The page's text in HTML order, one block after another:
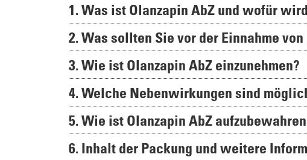
1. Was ist Olanzapin AbZ und wofür
2. Was sollten Sie vor der Einnahme
3. Wie ist Olanzapin AbZ einzunehmen?
4. Welche Nebenwirkungen sind
5. Wie ist Olanzapin AbZ
6. Inhalt der Packung und weitere